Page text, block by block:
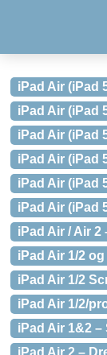
iPad Air (iPad
iPad Air (iPad
iPad Air (iPad
iPad Air (iPad
iPad Air (iPad
iPad Air (iPad
iPad Air / Air
iPad Air 1/2
iPad Air 1/2
iPad Air 1/2/
iPad Air 1&2
iPad Air 2 –